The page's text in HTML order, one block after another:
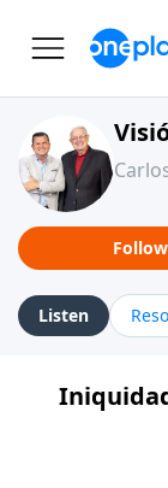
Follow
Listen